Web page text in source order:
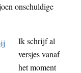
onschuldige
Ik schrijf al
versjes vanaf
het moment